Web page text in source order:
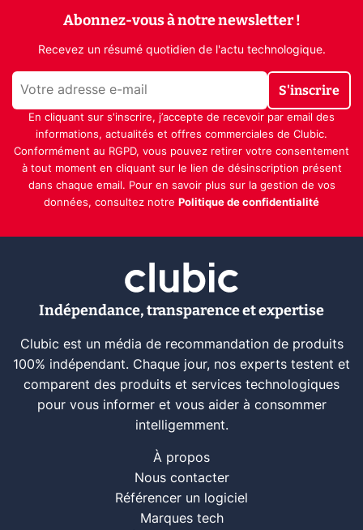
Abonnez-vous à notre newsletter !
Recevez un résumé quotidien de l'actu technologique.
S'inscrire
En cliquant sur s'inscrire, j’accepte de recevoir par email des
informations, actualités et offres commerciales de Clubic.
Conformément au RGPD, vous pouvez retirer votre consentement
à tout moment en cliquant sur le lien de désinscription présent
dans chaque email. Pour en savoir plus sur la gestion de vos
données, consultez notre Politique de confidentialité
Indépendance, transparence et expertise
Clubic est un média de recommandation de produits
100% indépendant. Chaque jour, nos experts testent et
comparent des produits et services technologiques
pour vous informer et vous aider à consommer
intelligemment.
À propos
Nous contacter
Référencer un logiciel
Marques tech